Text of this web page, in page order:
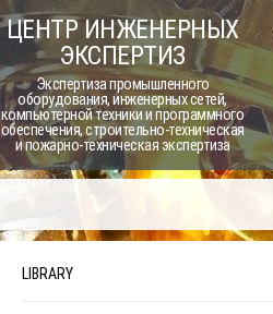
Skip
to
content
ЦЕНТР ИНЖЕНЕРНЫХ
ЭКСПЕРТИЗ
Экспертиза промышленного
оборудования, инженерных сетей,
компьютерной техники и программного
обеспечения, строительно-техническая
и пожарно-техническая экспертиза
LIBRARY